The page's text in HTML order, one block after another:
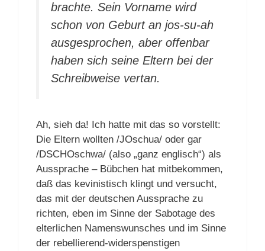
brachte. Sein Vorname wird
schon von Geburt an jos-su-ah
ausgesprochen, aber offenbar
haben sich seine Eltern bei der
Schreibweise vertan.
Ah, sieh da! Ich hatte mit das so vorstellt:
Die Eltern wollten /JOschua/ oder gar
/DSCHOschwa/ (also „ganz englisch“) als
Aussprache – Bübchen hat mitbekommen,
daß das kevinistisch klingt und versucht,
das mit der deutschen Aussprache zu
richten, eben im Sinne der Sabotage des
elterlichen Namenswunsches und im Sinne
der rebellierend-widerspenstigen